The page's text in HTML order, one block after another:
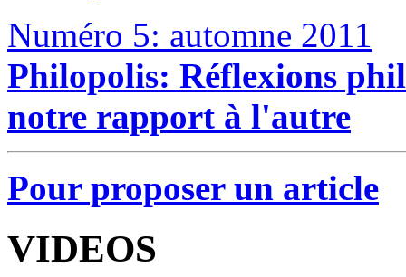
Numéro 5: automne 2011
Philopolis: Réflexions
notre rapport à l'autre
Pour proposer un article
VIDEOS